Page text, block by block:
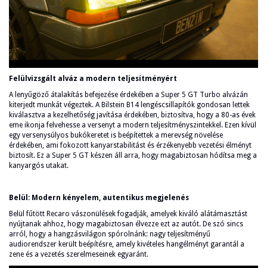
Felülvizsgált alváz a modern teljesítményért
A lenyűgöző átalakítás befejezése érdekében a Super 5 GT Turbo alvázán
kiterjedt munkát végeztek. A Bilstein B14 lengéscsillapítók gondosan lettek
kiválasztva a kezelhetőség javítása érdekében, biztosítva, hogy a 80-as évek
eme ikonja felvehesse a versenyt a modern teljesítményszintekkel. Ezen kívül
egy versenysúlyos bukókeretet is beépítettek a merevség növelése
érdekében, ami fokozott kanyarstabilitást és érzékenyebb vezetési élményt
biztosít. Ez a Super 5 GT készen áll arra, hogy magabiztosan hódítsa meg a
kanyargós utakat.
Belül: Modern kényelem, autentikus megjelenés
Belül fűtött Recaro vászonülések fogadják, amelyek kiváló alátámasztást
nyújtanak ahhoz, hogy magabiztosan élvezze ezt az autót. De szó sincs
arról, hogy a hangzásvilágon spórolnánk: nagy teljesítményű
audiorendszer került beépítésre, amely kivételes hangélményt garantál a
zene és a vezetés szerelmeseinek egyaránt.